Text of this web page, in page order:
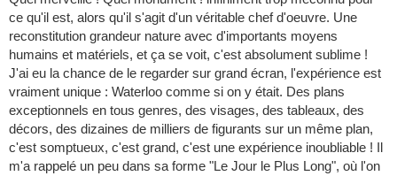
ce qu'il est, alors qu'il s'agit d'un véritable chef d'oeuvre. Une
reconstitution grandeur nature avec d'importants moyens
humains et matériels, et ça se voit, c'est absolument sublime !
J'ai eu la chance de le regarder sur grand écran, l'expérience est
vraiment unique : Waterloo comme si on y était. Des plans
exceptionnels en tous genres, des visages, des tableaux, des
décors, des dizaines de milliers de figurants sur un même plan,
c'est somptueux, c'est grand, c'est une expérience inoubliable ! Il
m'a rappelé un peu dans sa forme "Le Jour le Plus Long", où l'on